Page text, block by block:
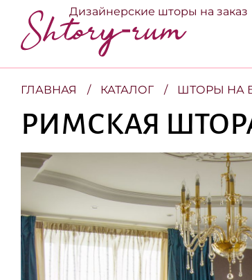
Дизайнерские шторы на заказ
ГЛАВНАЯ КАТАЛОГ ШТОРЫ НА
РИМСКАЯ